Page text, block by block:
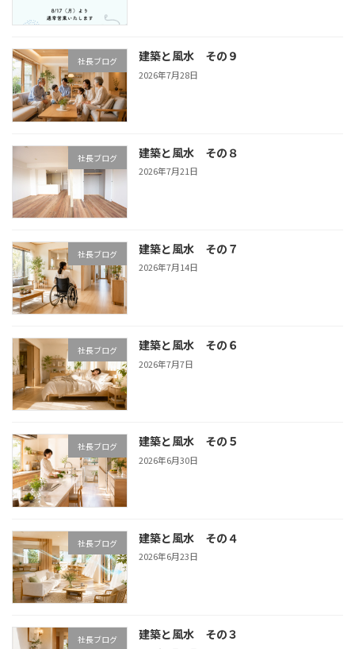
社長ブログ 建築と風水 その９
2026年7月28日
社長ブログ 建築と風水 その８
2026年7月21日
社長ブログ 建築と風水 その７
2026年7月14日
社長ブログ 建築と風水 その６
2026年7月7日
社長ブログ 建築と風水 その５
2026年6月30日
社長ブログ 建築と風水 その４
2026年6月23日
社長ブログ 建築と風水 その３